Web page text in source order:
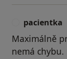
pacientka
Maximálně
nemá